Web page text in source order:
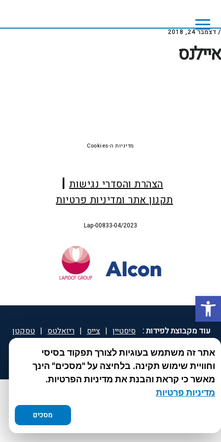
פתח סרגל נגישות
main
content
footer
/ דצמבר 24, 2018
איילנס
הצהרת והסדרי נגישות
תקנון אתר ומדיניות פרטיות
Lap-00833-04/2023
מדיניות ה-Cookies
אתר זה משתמש בעוגיות לצורך תפקוד בסיסי
וחוויית שימוש תקינה. בלחיצה על "מסכים" הינך
מאשר כי קראת והבנת את מדיניות הפרטיות.
מדיניות פרטיות
מסכים
עוד מקבוצת לפידות : סיסטיין | צייס | ריזאלטס | טסקטן
| ספאטון | ספיד גרון | יוטיפרו פלוס | קוקידנט |
DROPsept ®